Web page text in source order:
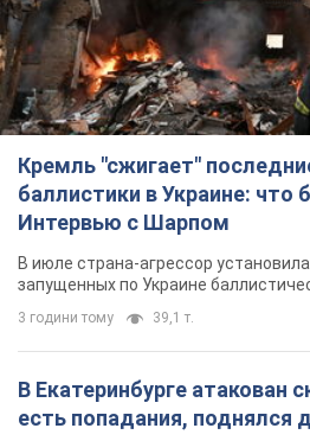
Кремль "сжигает"
баллистики в Украине: что
Интервью с Шарпом
В июле страна-агрессор
запущенных по Украине
3 години тому 39,1 т.
В Екатеринбурге атакован
есть попадания,